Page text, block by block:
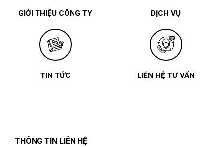
GIỚI THIỆU CÔNG TY DỊCH VỤ
TIN TỨC LIÊN HỆ TƯ VẤN
THÔNG TIN LIÊN HỆ